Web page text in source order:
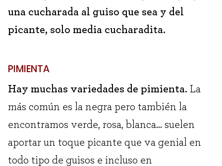
una cucharada al guiso que sea y del
picante, solo media cucharadita.
PIMIENTA
Hay muchas variedades de pimienta. La
más común es la negra pero también la
encontramos verde, rosa, blanca… suelen
aportar un toque picante que va genial en
todo tipo de guisos e incluso en